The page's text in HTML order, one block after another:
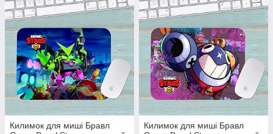
Килимок для миші Бравл
Килимок для миші Бравл